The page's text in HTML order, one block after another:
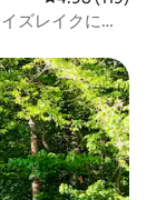
ズレイクにあ